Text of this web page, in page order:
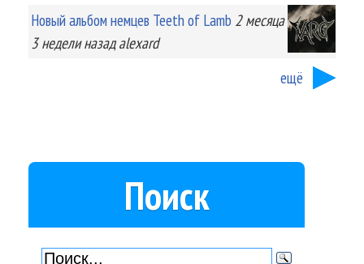
Новый альбом немцев Teeth of Lamb 2 месяца
3 неделиназад alexard
ещё
Поиск